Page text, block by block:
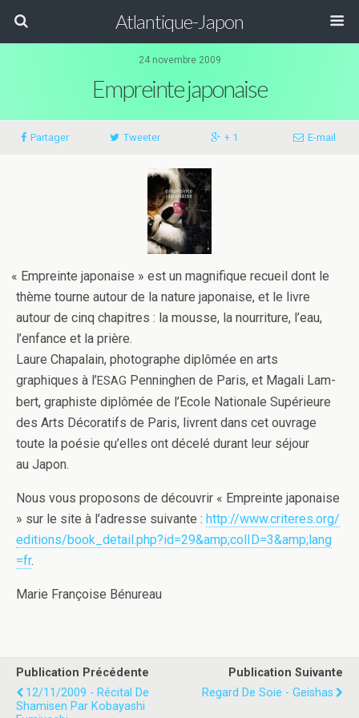
Atlantique-Japon
24 novembre 2009
Empreinte japonaise
Partager Tweeter + 1 E-​​mail
« Empreinte japon­aise » est un mag­nifique recueil dont le
thème tourne autour de la nature japon­aise, et le livre
autour de cinq chapitres : la mousse, la nour­ri­t­ure, l’eau,
l’enfance et la prière.
Laure Cha­palain, pho­tographe diplômée en arts
graphiques à l’ESAG Pen­ninghen de Paris, et Mag­ali Lam­
bert, graphiste diplômée de l’Ecole Nationale Supérieure
des Arts Déco­rat­ifs de Paris, livrent dans cet ouvrage
toute la poésie qu’elles ont décelé durant leur séjour
au Japon.
Nous vous pro­posons de décou­vrir « Empreinte japon­aise
» sur le site à l’adresse suiv­ante : http://​www​.criteres​.org/​
e​d​i​t​i​o​n​s​/​b​o​o​k​_​d​e​t​a​i​l​.​p​h​p​?​i​d​=​2​9​&​a​m​p​;​c​o​l​I​D​=​3​&​a​m​p​;​l​a​n​g​
=fr.
Marie Françoise Bénureau
Publication Précédente
12/11/2009 - Récital De
Shamisen Par Kobayashi
Publication Suivante
Regard De Soie - Geishas